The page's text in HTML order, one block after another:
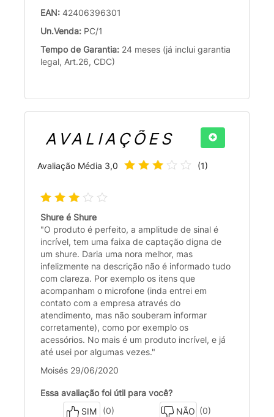
EAN: 42406396301
Un.Venda: PC/1
Tempo de Garantia: 24 meses (já inclui garantia
legal, Art.26, CDC)
AVALIAÇÕES
Avaliação Média 3,0 (1)
Shure é Shure
"O produto é perfeito, a amplitude de sinal é
incrível, tem uma faixa de captação digna de
um shure. Daria uma nora melhor, mas
infelizmente na descrição não é informado tudo
com clareza. Por exemplo os itens que
acompanham o microfone (inda entrei em
contato com a empresa através do
atendimento, mas não souberam informar
corretamente), como por exemplo os
acessórios. No mais é um produto incrível, e já
até usei por algumas vezes."
Moisés 29/06/2020
Essa avaliação foi útil para você?
SIM
(0) NÃO (0)